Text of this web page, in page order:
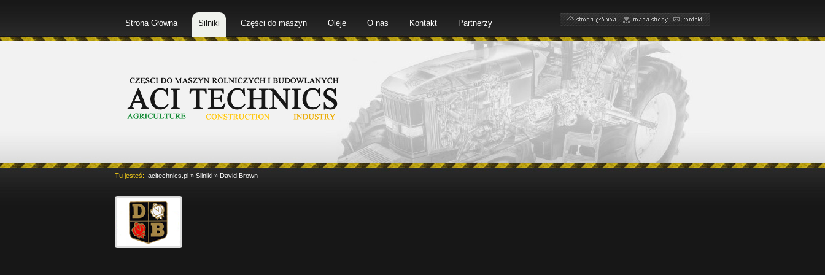
Strona Główna Silniki Części do maszyn Oleje O nas Kontakt Partnerzy
Tu jesteś: acitechnics.pl » Silniki » David Brown